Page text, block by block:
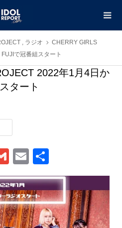
, ラジオ
CHERRY GIRLS
で冠番組スタート
2022年1月4日か
タート
GmailEmail
有